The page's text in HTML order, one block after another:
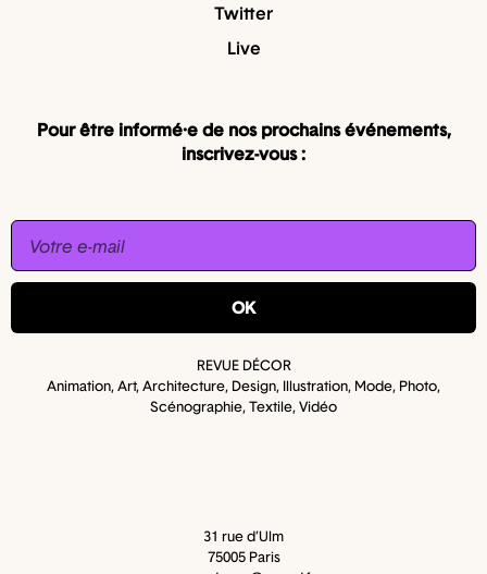
Twitter
Live
Pour être informé·e de nos prochains événements,
inscrivez-vous :
OK
REVUE DÉCOR
Animation, Art, Architecture, Design, Illustration, Mode, Photo,
Scénographie, Textile, Vidéo
31 rue d’Ulm
75005 Paris​